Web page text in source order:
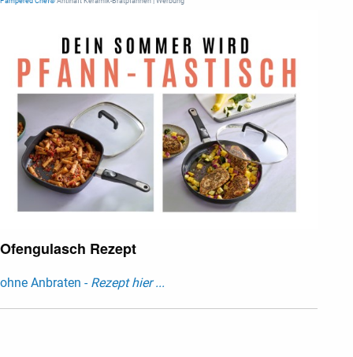
Ofengulasch Rezept
ohne Anbraten - Rezept hier ...